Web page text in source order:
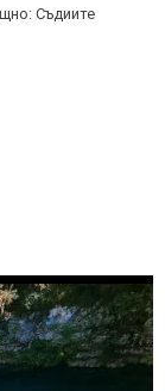
Съдиите